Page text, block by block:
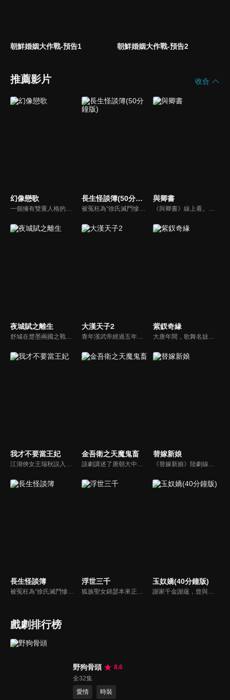
朝鮮婚姻大作戰-預告1 朝鮮婚姻大作戰-預告2
推薦影片 收合
幻像戀歌
一個擁有雙重人格的王與準備謀殺他的刺客相遇後，展開充滿殺意與青澀浪漫的故事。
長生怪談簿(50分鐘版)
被冤枉為“徐氏滅門慘案”兇手的主人公在多年後深陷倖存者的複仇圈套，成功說服其共同對抗真兇，並找出真相的故事。整個故事發生在一個荒山客棧，眾人鬥智斗勇，一步步揭開每個人的秘密，還原案件本來面目。
與卿書
《與卿書》線上看。姚州都督左經綸在上任途中誤入與世隔絕的村落—桃花塢，這裡有一個奇特的習俗，女子只有談過戀愛才算成年，左經綸突然出現在柳卿卿的「阿羅風」上任儀式，被族人認定為天意，強行留下左經綸在桃花塢……
夜城賦之離生 大漢天子2
青年漢武帝經過五年執政，平息後宮勢力、抗拒外患入侵、粉碎政變陰謀，坐穩了皇帝寶座，正是開展雄才大略之時。能臣汲黯受到賞識，並引薦另一位奇才主父偃，漢武帝視其張固再世，委以重任。國力強盛使漢武帝屢屢北伐外族，只是規模巨大的戰爭使漢室逐漸捉襟見肘，諸侯勢力蠢蠢欲動。
紫釵奇緣
我才不要當王妃
江湖俠女王瑞秋誤入王府，替換新娘，攪亂了腹黑王爺的新婚和潛心設計的捉賊大計。跑路不成的王瑞秋只能頂着王妃的身份配合王爺演出，兩人鬥智鬥勇最終日久生情，攜手共破陰謀詭計。
金吾衛之天魔鬼畜
該劇講述了唐朝大中年間主角金吾衛上將軍蕭雲帆為解決發生在長安都城的一系列詭異事件，破解所謂“神魔”的迷信傳說，層層瓦解當朝權臣企圖分裂國土某朝篡位的陰謀，拯救整個國家後和女主隱世而居的故事。
替嫁新娘
《替嫁新娘》陸劇線上看。燕璃國大將軍之女柳嘉，自小被父親裝成男子養在邊關。身在京城的雙胞胎姐姐柳靜姝大婚前離奇失蹤，柳嘉代替柳靜姝替嫁到了宣平侯府。沒想到新郎侯府世子蕭任衍，竟然是此前邂逅的“冤家男”。二人捅破身份後，協議各做各的事情互不干擾，沒想到卻共同捲入侯府的權力風波...
長生怪談簿
被冤枉為“徐氏滅門慘案”兇手的主人公在多年後深陷倖存者的複仇圈套，成功說服其共同對抗真兇，並找出真相的故事。整個故事發生在一個荒山客棧，眾人鬥智斗勇，一步步揭開每個人的秘密，還原案件本來面目。
浮世三千
狐族聖女錦瑟本來正在執行一個間諜任務，卻在開場就遇到前任顧雲深將軍。錦瑟本想認真完成潛入皇宮的復仇計畫，卻抽空與前任談了個戀愛。一個是我不能接露身份，一個是不介意你是什麼身份將軍認定的人，就一定會愛到底，如果換了個身份，那就重新戀愛再成親...
玉奴嬌(40分鐘版)
謝家千金謝蘊，曾與殷稷相識相愛，卻被誤會為背叛殷稷轉嫁齊王的始亂終棄之人。殷稷登上王位後，開啟了謝蘊地獄般的宮廷生活。謝蘊在與殷稷的愛恨糾葛中依然守住本心，兩人攜手粉碎了逆賊的陰謀。
戲劇排行榜
野狗骨頭
8.6
全32集
愛情
時裝